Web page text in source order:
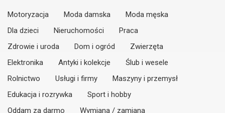
Motoryzacja Moda damska
Moda męska
Dla dzieci
Nieruchomości
Praca
Zdrowie i uroda
Dom i ogród
Zwierzęta
Elektronika
Antyki i kolekcje
Ślub i wesele
Rolnictwo
Usługi i firmy
Maszyny i przemysł
Edukacja i rozrywka
Sport i hobby
Oddam za darmo
Wymiana / zamiana